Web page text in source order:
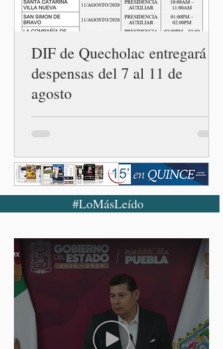
número 25 en el estado, la
cuarta en la c
DIF de Quecholac entregará
despensas del 7 al 11 de
agosto
#LoMásLeído